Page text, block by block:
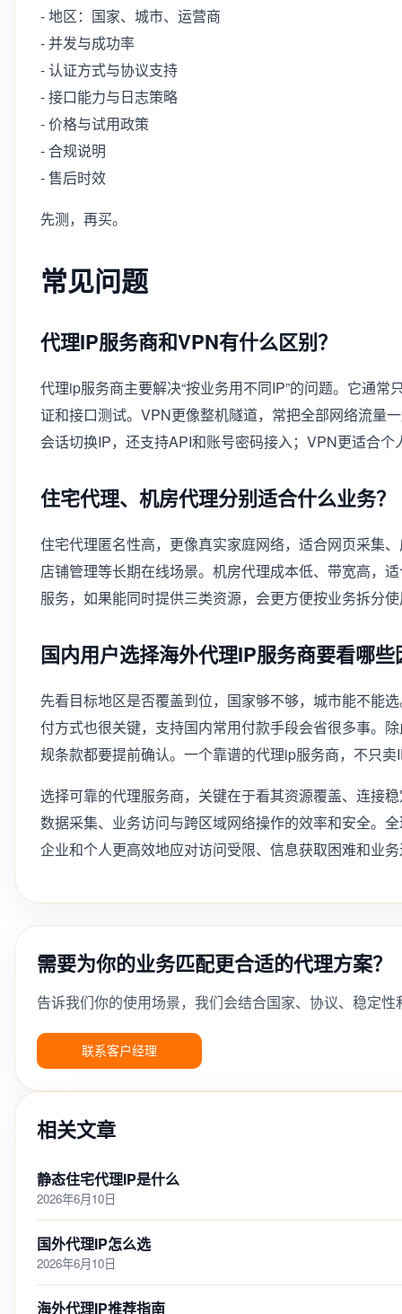
- 地区：国家、城市、运营商
- 并发与成功率
- 认证方式与协议支持
- 接口能力与日志策略
- 价格与试用政策
- 合规说明
- 售后时效
先测，再买。
常见问题
代理IP服务商和VPN有什么区别？
代理ip服务商主要解决“按业务用不同IP”的问题。它通
证和接口测试。VPN更像整机隧道，常把全部网络流量
会话切换IP，还支持API和账号密码接入；VPN更适合
住宅代理、机房代理分别适合什么业务？
住宅代理匿名性高，更像真实家庭网络，适合网页采集
店铺管理等长期在线场景。机房代理成本低、带宽高，
服务，如果能同时提供三类资源，会更方便按业务拆分
国内用户选择海外代理IP服务商要看哪些
先看目标地区是否覆盖到位，国家够不够，城市能不能
付方式也很关键，支持国内常用付款手段会省很多事。
规条款都要提前确认。一个靠谱的代理ip服务商，不只
选择可靠的代理服务商，关键在于看其资源覆盖、连接
数据采集、业务访问与跨区域网络操作的效率和安全。
企业和个人更高效地应对访问受限、信息获取困难和业
需要为你的业务匹配更合适的代理方案？
告诉我们你的使用场景，我们会结合国家、协议、稳定
联系客户经理
相关文章
静态住宅代理IP是什么
2026年6月10日
国外代理IP怎么选
2026年6月10日
海外代理IP推荐指南